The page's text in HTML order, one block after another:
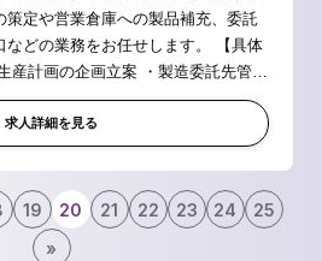
策定や営業倉庫への製品補充、委託
の業務をお任せします。 【具体
産計画の企画立案 ・製造委託先管理
への製品補充 ・SCM関連システム
求人詳細を見る
19 20 21 22 23 24
25
»